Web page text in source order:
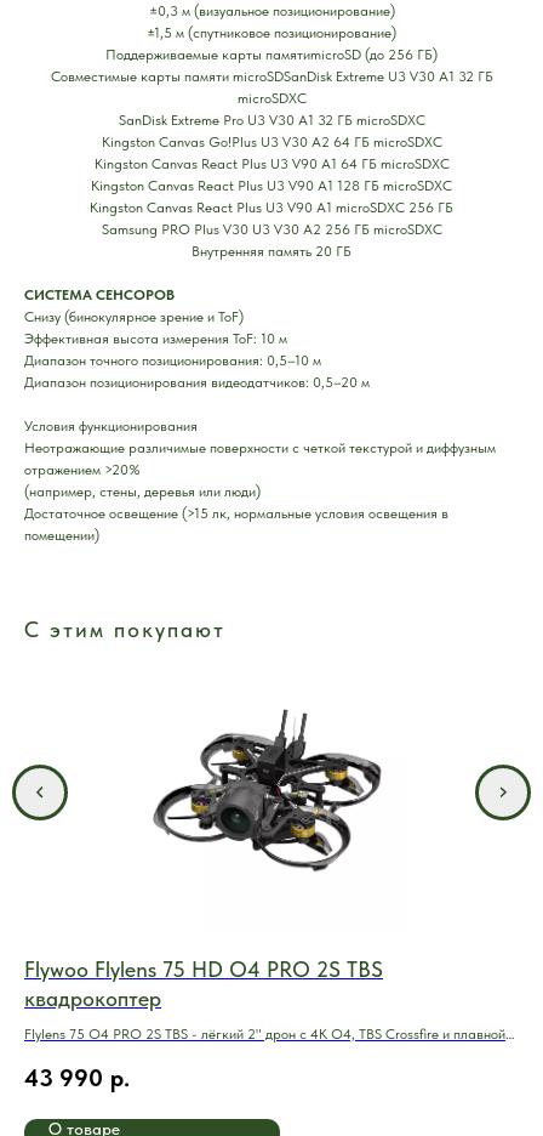
±0,3 м (визуальное позиционирование)
±1,5 м (спутниковое позиционирование)
Поддерживаемые карты памятиmicroSD (до 256 ГБ)
Совместимые карты памяти microSDSanDisk Extreme U3 V30 A1 32 ГБ
microSDXC
SanDisk Extreme Pro U3 V30 A1 32 ГБ microSDXC
Kingston Canvas Go!Plus U3 V30 A2 64 ГБ microSDXC
Kingston Canvas React Plus U3 V90 A1 64 ГБ microSDXC
Kingston Canvas React Plus U3 V90 A1 128 ГБ microSDXC
Kingston Canvas React Plus U3 V90 A1 microSDXC 256 ГБ
Samsung PRO Plus V30 U3 V30 A2 256 ГБ microSDXC
Внутренняя память 20 ГБ
СИСТЕМА СЕНСОРОВ
Снизу (бинокулярное зрение и ToF)
Эффективная высота измерения ToF: 10 м
Диапазон точного позиционирования: 0,5–10 м
Диапазон позиционирования видеодатчиков: 0,5–20 м
Условия функционирования
Неотражающие различимые поверхности с четкой текстурой и диффузным
отражением >20%
(например, стены, деревья или люди)
Достаточное освещение (>15 лк, нормальные условия освещения в
помещении)
С этим покупают
Flywoo Flylens 75 HD O4 PRO 2S TBS
квадрокоптер
Flylens 75 O4 PRO 2S TBS - лёгкий 2" дрон с 4K O4, TBS Crossfire и плавной
43 990 р.
О товаре